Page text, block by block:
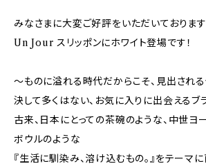
みなさまに大変ご好評をいただいております
Un Jour スリッポンにホワイト登場です！
～ものに溢れる時代だからこそ、見出される
決して多くはない、お気に入りに出会えるブ
古来、日本にとっての茶碗のような、中世ヨ
ボウルのような
『生活に馴染み、溶け込むもの。』をテーマ